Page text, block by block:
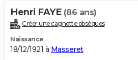
Henri FAYE (86 ans)
Créer une cagnotte obsèques
Naissance
18/12/1921 à Masseret